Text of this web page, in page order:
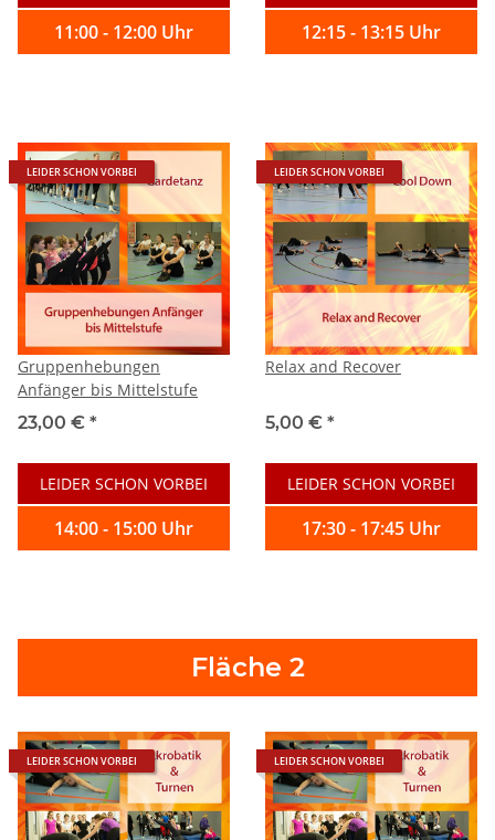
11:00 - 12:00 Uhr 12:15 - 13:15 Uhr
LEIDER SCHON VORBEI
Gruppenhebungen
Anfänger bis Mittelstufe
23,00 € *
LEIDER SCHON VORBEI
14:00 - 15:00 Uhr
LEIDER SCHON VORBEI
Relax and Recover
5,00 € *
LEIDER SCHON VORBEI
17:30 - 17:45 Uhr
Fläche 2
LEIDER SCHON VORBEI LEIDER SCHON VORBEI